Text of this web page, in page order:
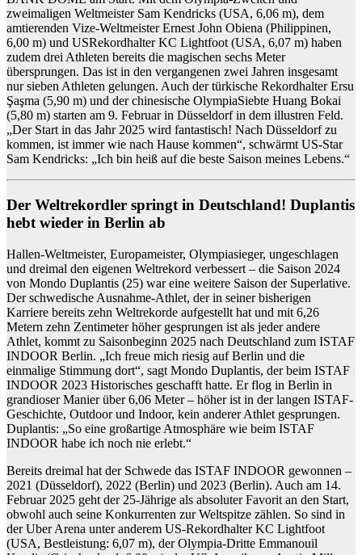
zweimaligen Weltmeister Sam Kendricks (USA, 6,06 m), dem
amtierenden Vize-WeltmeisterErnest John Obiena (Philippinen,
6,00 m) und USRekordhalterKC Lightfoot(USA, 6,07 m) haben
zudem drei Athleten bereits die magischen sechs Meter
übersprungen. Das ist in den vergangenen zwei Jahren insgesamt
nur sieben Athleten gelungen. Auch der türkische RekordhalterErsu
Şaşma (5,90 m) und der chinesische OlympiaSiebte Huang Bokai
(5,80 m) starten am 9. Februar in Düsseldorf in dem illustren Feld.
„Der Start in das Jahr 2025 wird fantastisch! Nach Düsseldorf zu
kommen, ist immer wie nach Hause kommen“, schwärmt US-Star
Sam Kendricks: „Ich bin heiß auf die beste Saison meines Lebens.“
Der Weltrekordler springt in Deutschland! Duplantis
hebt wieder in Berlin ab
Hallen-Weltmeister, Europameister, Olympiasieger, ungeschlagen
und dreimal den eigenen Weltrekord verbessert – die Saison 2024
von Mondo Duplantis (25) war eine weitere Saison der Superlative.
Der schwedische Ausnahme-Athlet, der in seiner bisherigen
Karriere bereits zehn Weltrekorde aufgestellt hat und mit 6,26
Metern zehn Zentimeter höher gesprungen ist als jeder andere
Athlet, kommt zu Saisonbeginn 2025 nach Deutschland zum ISTAF
INDOOR Berlin. „Ich freue mich riesig auf Berlin und die
einmalige Stimmung dort“, sagt Mondo Duplantis, der beim ISTAF
INDOOR 2023 Historisches geschafft hatte. Er flog in Berlin in
grandioser Manier über 6,06 Meter – höher ist in der langen ISTAF-
Geschichte, Outdoor und Indoor, kein anderer Athlet gesprungen.
Duplantis: „So eine großartige Atmosphäre wie beim ISTAF
INDOOR habe ich noch nie erlebt.“
Bereits dreimal hat der Schwede das ISTAF INDOOR gewonnen –
2021 (Düsseldorf), 2022 (Berlin) und 2023 (Berlin). Auch am 14.
Februar 2025 geht der 25-Jährige als absoluter Favorit an den Start,
obwohl auch seine Konkurrenten zur Weltspitze zählen. So sind in
der Uber Arena unter anderem US-RekordhalterKC Lightfoot
(USA, Bestleistung: 6,07 m), der Olympia-Dritte Emmanouil